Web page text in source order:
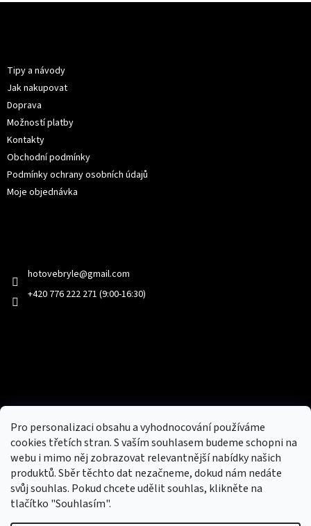
Pro personalizaci obsahu a vyhodnocování používáme
cookies třetích stran. S vaším souhlasem budeme schopni na
webu i mimo něj zobrazovat relevantnější nabídky našich
produktů. Sběr těchto dat nezačneme, dokud nám nedáte
svůj souhlas. Pokud chcete udělit souhlas, klikněte na
tlačítko "Souhlasím".
Tipy a návody
Jak nakupovat
Doprava
Možností platby
Kontakty
Obchodní podmínky
Podmínky ochrany osobních údajů
Moje objednávka
hotovebryle@gmail.com
+420 776 222 271 (9:00-16:30)